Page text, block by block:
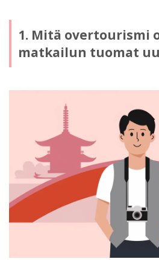
1. Mitä overtourismi
matkailun tuomat